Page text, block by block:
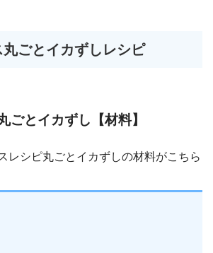
丸ごとイカずしレシピ
ごとイカずし【材料】
レシピ丸ごとイカずしの材料がこちら